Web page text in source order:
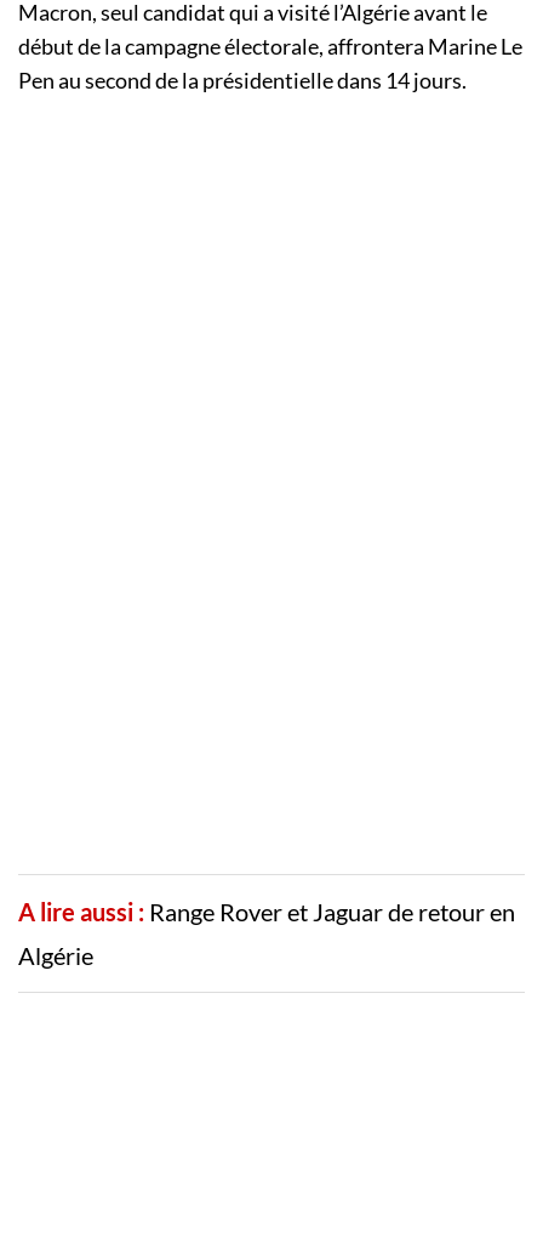
Macron, seul candidat qui a visité l’Algérie avant le
début de la campagne électorale, affrontera Marine Le
Pen au second de la présidentielle dans 14 jours.
A lire aussi : Range Rover et Jaguar de retour en
Algérie